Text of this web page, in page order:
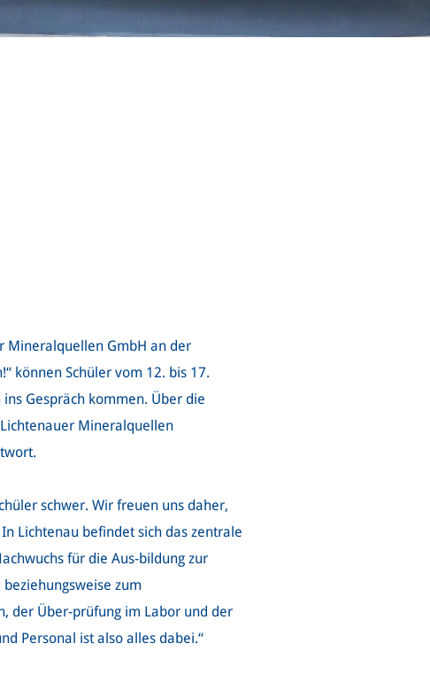
Mineralquellen GmbH an der
können Schüler vom 12. bis 17.
Gespräch kommen. Über die
Mineralquellen
schwer. Wir freuen uns daher,
Lichtenau befindet sich das zentrale
für die Aus-bildung zur
zum
der Über-prüfung im Labor und der
Personal ist also alles dabei.“